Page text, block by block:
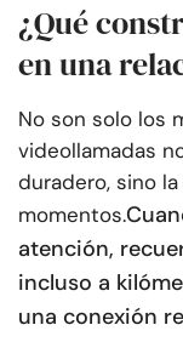
¿Qué
en una
No son solo los
videollamadas
duradero, sino
momentos.
atención,
incluso a
una conexión